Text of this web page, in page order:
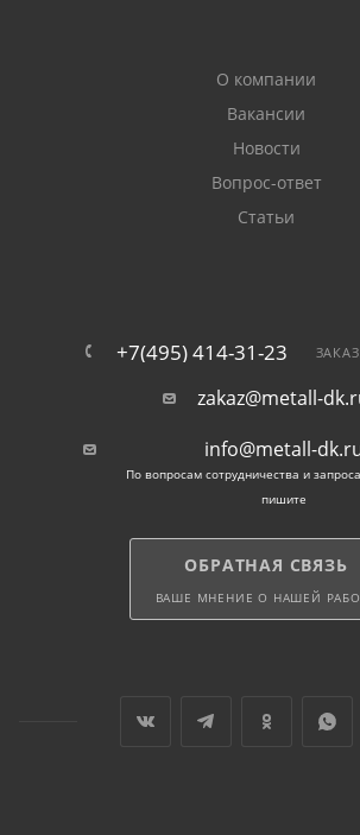
О компании
Вакансии
Новости
Вопрос-ответ
Статьи
+7(495) 414-31-23
zakaz@metall-
info@metall-
По вопросам сотрудничества и
пишите
ОБРАТНАЯ СВЯЗЬ
ВАШЕ МНЕНИЕ О НАШЕЙ